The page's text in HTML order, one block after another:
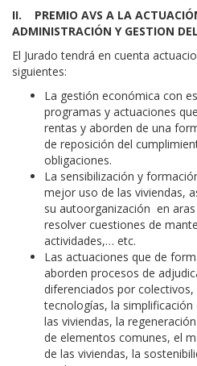
II. PREMIO AVS A LA
ADMINISTRACIÓN Y GESTION
El Jurado tendrá en cuenta
siguientes:
La gestión económica con
programas y actuaciones
rentas y aborden de una
de reposición del
obligaciones.
La sensibilización y
mejor uso de las viviendas,
su autoorganización en
resolver cuestiones de
actividades,… etc.
Las actuaciones que de
aborden procesos de
diferenciados por colectivos,
tecnologías, la
las viviendas, la
de elementos comunes, el
de las viviendas, la